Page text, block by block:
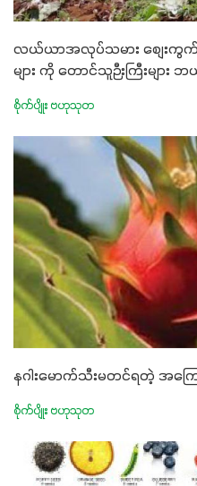
လယ်ယာအလုပ်သမား စျေးကွက်အ
များ ကို တောင်သူဉီးကြီးမျာ
စိုက်ပျိုး ဗဟုသုတ
နဂါးမောက်သီးမတင်ရတဲ့ အကြေ
စိုက်ပျိုး ဗဟုသုတ